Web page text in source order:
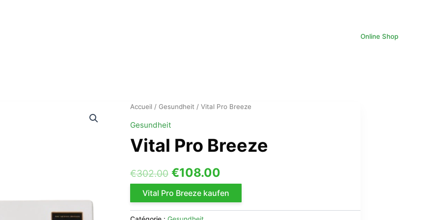
Online Shop
Accueil / Gesundheit / Vital Pro Breeze
Gesundheit
Vital Pro Breeze
€302.00 Le
prix
initial
€108.00Le
prix
actuel
Vital Pro Breeze kaufen